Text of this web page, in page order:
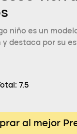
niño es un
destaca por su
7.5
al mejor